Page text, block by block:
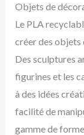
Objets de
Le PLA
créer des objets
Des sculptures
figurines et les
à des idées
facilité de
gamme de